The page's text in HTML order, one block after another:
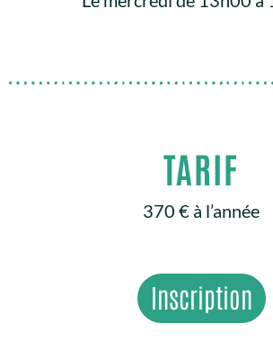
TARIF
370 € à l’année
Inscription